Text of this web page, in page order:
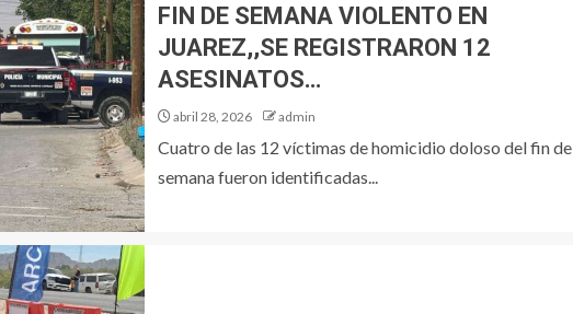
FIN DE SEMANA VIOLENTO EN
JUAREZ,,SE REGISTRARON 12
ASESINATOS…
abril 28, 2026 admin
Cuatro de las 12 víctimas de homicidio doloso del fin de
semana fueron identificadas...